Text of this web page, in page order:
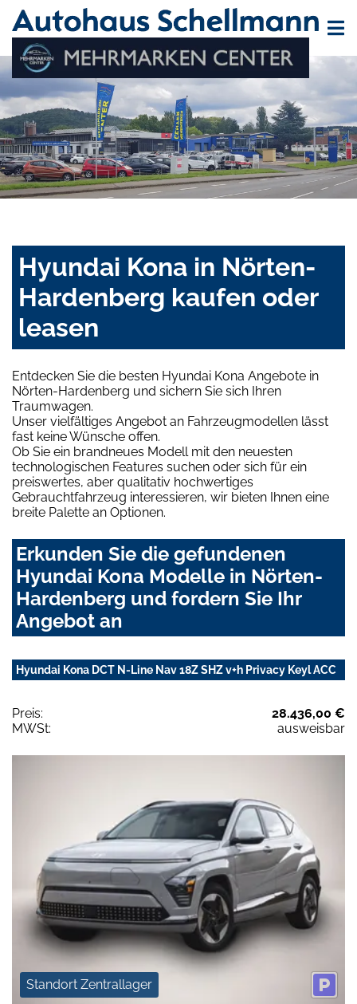
Hyundai Kona in Nörten-
Hardenberg kaufen oder
leasen
Entdecken Sie die besten Hyundai Kona Angebote in
Nörten-Hardenberg und sichern Sie sich Ihren
Traumwagen.
Unser vielfältiges Angebot an Fahrzeugmodellen lässt
fast keine Wünsche offen.
Ob Sie ein brandneues Modell mit den neuesten
technologischen Features suchen oder sich für ein
preiswertes, aber qualitativ hochwertiges
Gebrauchtfahrzeug interessieren, wir bieten Ihnen eine
breite Palette an Optionen.
Erkunden Sie die gefundenen
Hyundai Kona Modelle in Nörten-
Hardenberg und fordern Sie Ihr
Angebot an
Hyundai Kona DCT N-Line Nav 18Z SHZ v+h Privacy Keyl ACC
Preis:
28.436,00 €
MWSt:
ausweisbar
Standort Zentrallager